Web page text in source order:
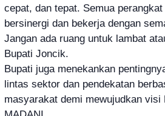
cepat, dan tepat. Semua
bersinergi dan bekerja dengan
Jangan ada ruang untuk lambat
Bupati Joncik.
Bupati juga menekankan
lintas sektor dan pendekatan
masyarakat demi mewujudkan visi